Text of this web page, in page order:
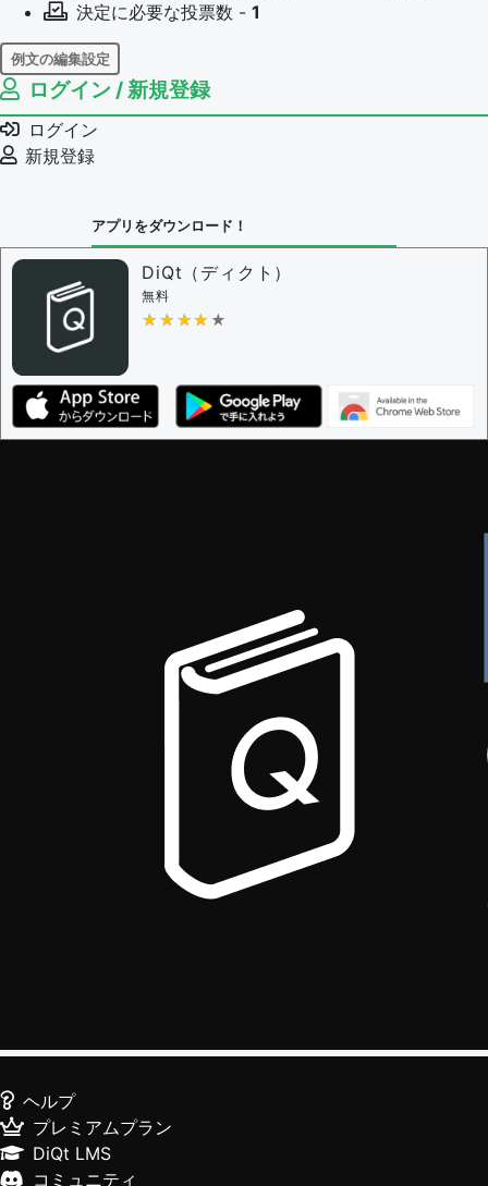
決定に必要な投票数 - 1
例文の編集設定
例文の編集権限を持つユーザー -
例文の編集を審査する
例文の削除を審査する
審査に対する投票権限を持つユーザー -
問題の編集権限を持つユーザー -
審査に対する投票権限を持つユーザー -
ザー
決定に必要な投票数 -
編集ガイドライン
ログイン / 新規登録
ログイン
新規登録
アプリをダウンロード！
DiQt（ディクト）
無料
★★★★★
★★★★★
ヘルプ
プレミアムプラン
DiQt LMS
コミュニティ